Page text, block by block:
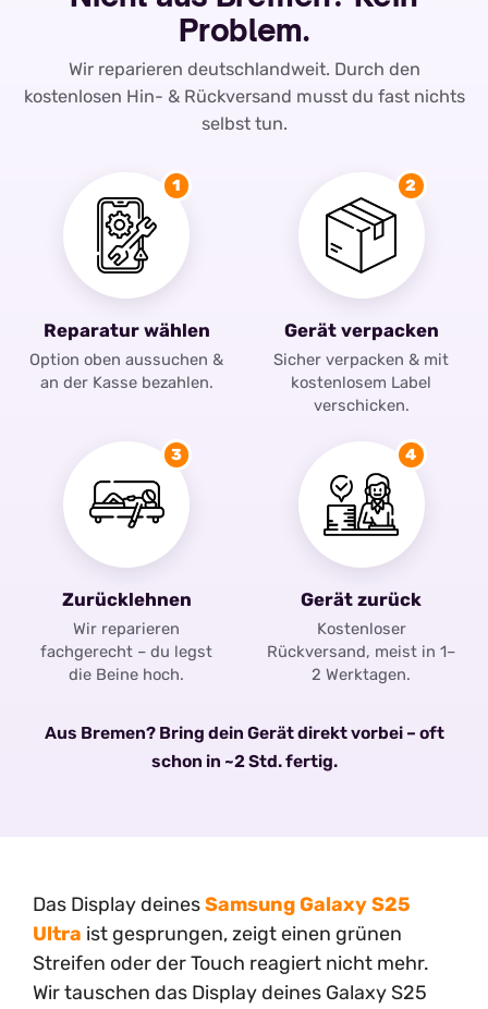
Problem.
Wir reparieren deutschlandweit. Durch den
kostenlosen Hin- & Rückversand musst du fast nichts
selbst tun.
1
Reparatur wählen
Option oben aussuchen &
an der Kasse bezahlen.
2
Gerät verpacken
Sicher verpacken & mit
kostenlosem Label
verschicken.
3
Zurücklehnen
Wir reparieren
fachgerecht – du legst
die Beine hoch.
4
Gerät zurück
Kostenloser
Rückversand, meist in 1–
2 Werktagen.
Aus Bremen? Bring dein Gerät direkt vorbei – oft
schon in ~2 Std. fertig.
Das Display deinesSamsung Galaxy S25
Ultra ist gesprungen, zeigt einen grünen
Streifen oder der Touch reagiert nicht mehr.
Wir tauschen das Display deines Galaxy S25